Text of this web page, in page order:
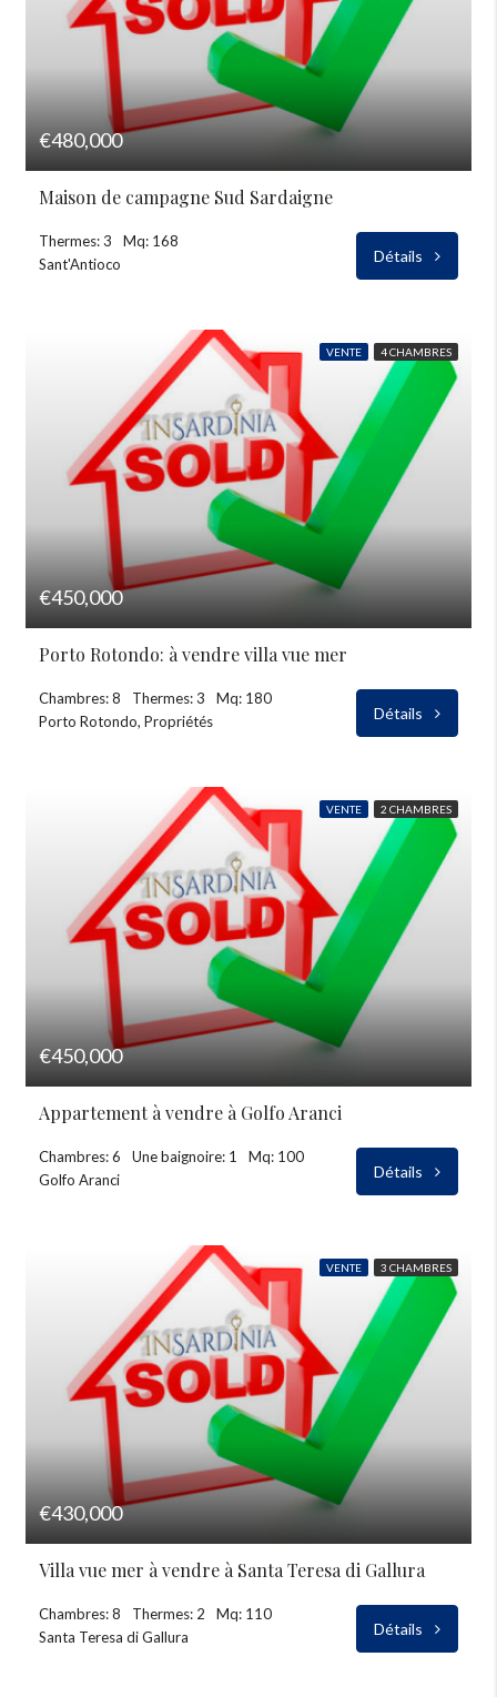
€480,000
Maison de campagne Sud Sardaigne
Thermes: 3
Mq: 168
Sant'Antioco
Détails
VENTE 4 CHAMBRES
€450,000
Porto Rotondo: à vendre villa vue mer
Chambres: 8 Thermes: 3
Mq: 180
Porto Rotondo, Propriétés
Détails
VENTE 2 CHAMBRES
€450,000
Appartement à vendre à Golfo Aranci
Chambres: 6 Une baignoire: 1
Mq: 100
Golfo Aranci
Détails
VENTE 3 CHAMBRES
€430,000
Villa vue mer à vendre à Santa Teresa di Gallura
Chambres: 8 Thermes: 2
Mq: 110
Santa Teresa di Gallura
Détails